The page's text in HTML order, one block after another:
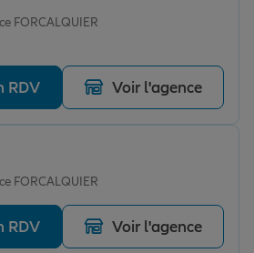
FORCALQUIER
RDV Voir l'agence
FORCALQUIER
RDV Voir l'agence